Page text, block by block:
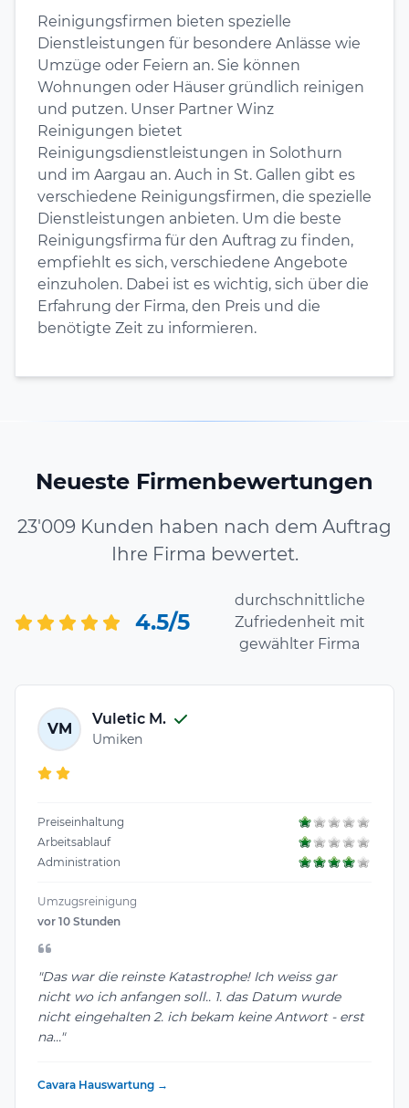
Reinigungsfirmen bieten spezielle
Dienstleistungen für besondere Anlässe wie
Umzüge oder Feiern an. Sie können
Wohnungen oder Häuser gründlich reinigen
und putzen. Unser Partner Winz
Reinigungen bietet
Reinigungsdienstleistungen in Solothurn
und im Aargau an. Auch in St. Gallen gibt es
verschiedene Reinigungsfirmen, die spezielle
Dienstleistungen anbieten. Um die beste
Reinigungsfirma für den Auftrag zu finden,
empfiehlt es sich, verschiedene Angebote
einzuholen. Dabei ist es wichtig, sich über die
Erfahrung der Firma, den Preis und die
benötigte Zeit zu informieren.
Neueste Firmenbewertungen
23'009 Kunden haben nach dem Auftrag
Ihre Firma bewertet.
4.5/5
durchschnittliche
Zufriedenheit mit
gewählter Firma
VM
Vuletic M.
Umiken
Preiseinhaltung
Arbeitsablauf
Administration
Umzugsreinigung
vor 10 Stunden
"Das war die reinste Katastrophe! Ich weiss gar
nicht wo ich anfangen soll.. 1. das Datum wurde
nicht eingehalten 2. ich bekam keine Antwort - erst
na..."
Cavara Hauswartung →